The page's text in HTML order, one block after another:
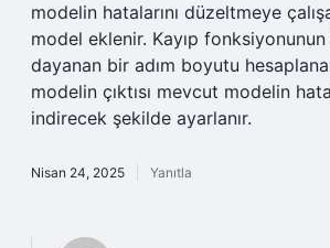
modelin hatalarını düzeltmeye
model eklenir. Kayıp
dayanan bir adım boyutu
modelin çıktısı mevcut modelin
indirecek şekilde ayarlanır.
Nisan 24, 2025 Yanıtla